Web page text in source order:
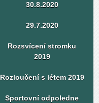
30.8.2020
29.7.2020
Rozsvícení stromku
2019
Rozloučení s létem 2019
Sportovní odpoledne